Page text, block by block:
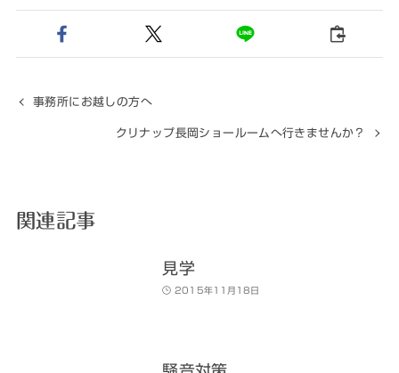
事務所にお越しの方へ
クリナップ長岡ショールームへ行きませんか？
関連記事
見学
2015年11月18日